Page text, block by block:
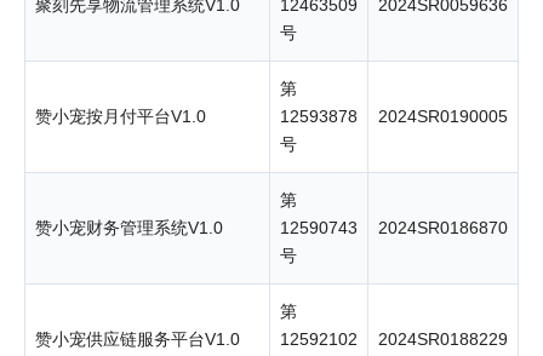
聚刻先享物流管理系统V1.0
12463509
号
2024SR0059636
赞小宠按月付平台V1.0
第
12593878
号
2024SR0190005
赞小宠财务管理系统V1.0
第
12590743
号
2024SR0186870
赞小宠供应链服务平台V1.0
第
12592102
2024SR0188229